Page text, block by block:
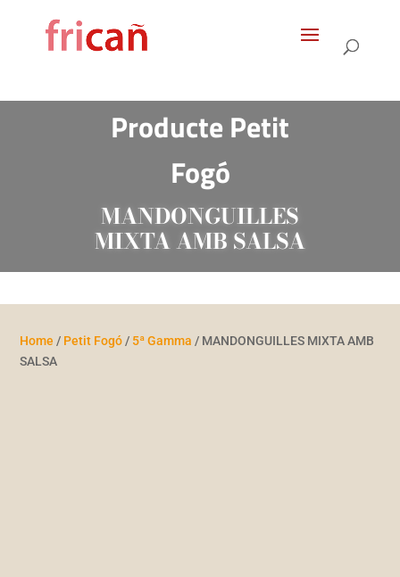
Producte Petit
Fogó
MANDONGUILLES
MIXTA AMB SALSA
Home / Petit Fogó/ 5ª Gamma / MANDONGUILLES MIXTA AMB
SALSA